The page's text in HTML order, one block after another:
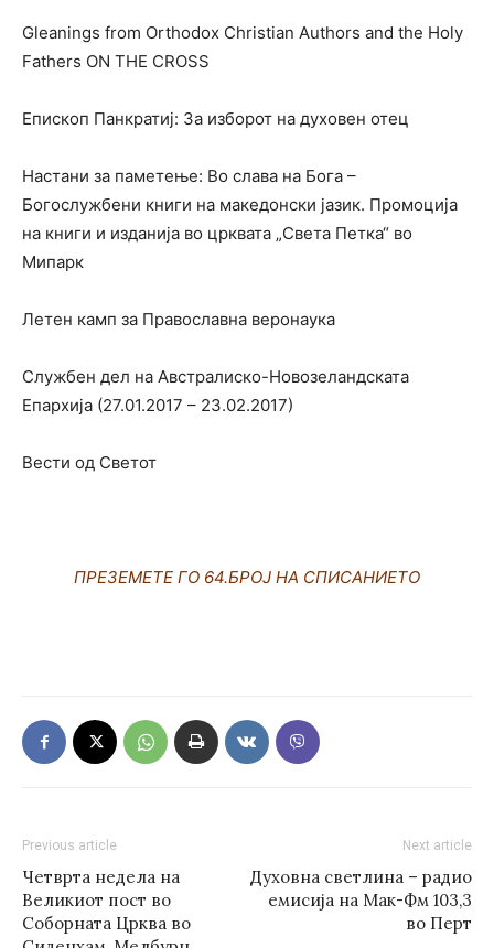
Gleanings from Orthodox Christian Authors and the Holy
Fathers ON THE CROSS
Епископ Панкратиј: За изборот на духовен отец
Настани за паметење: Во слава на Бога –
Богослужбени книги на македонски јазик. Промоција
на книги и изданија во црквата „Света Петка“ во
Мипарк
Летен камп за Православна веронаука
Службен дел на Австралиско-Новозеландската
Епархија (27.01.2017 – 23.02.2017)
Вести од Светот
ПРЕЗЕМЕТЕ ГО 64.БРОЈ НА СПИСАНИЕТО
Previous article
Четврта недела на
Великиот пост во
Соборната Црква во
Next article
Духовна светлина – радио
емисија на Мак-Фм 103,3
во Перт